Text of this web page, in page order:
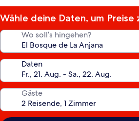
Wähle deine Daten, um Preise
Wo soll’s hingehen?
Daten
Gäste